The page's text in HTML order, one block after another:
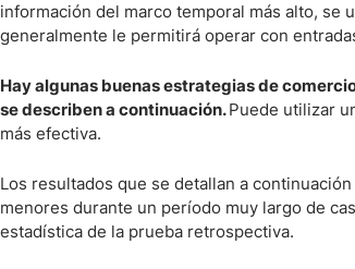
información del marco temporal más alto, se
generalmente le permitirá operar con
Hay algunas buenas estrategias de
se describen a continuación.Puede utilizar
más efectiva.
Los resultados que se detallan a
menores durante un período muy largo de
estadística de la prueba retrospectiva.